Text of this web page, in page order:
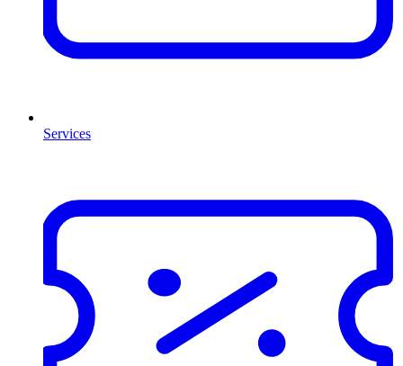
Services